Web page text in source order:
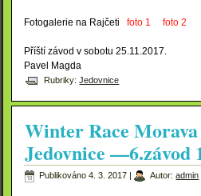
Fotogalerie na Rajčetifoto 1 foto 2
Příští závod v sobotu 25.11.2017.
Pavel Magda
Rubriky: Jedovnice
Winter Race Morava
Jedovnice —6.závod
Publikováno 4. 3. 2017 | Autor: admin